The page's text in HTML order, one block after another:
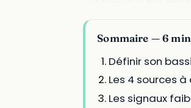
Sommaire — 6
Définir son
Les 4 sources à
Les signaux